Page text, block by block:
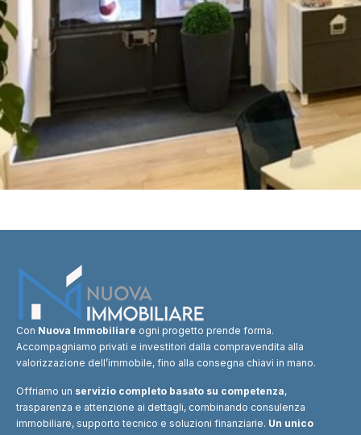
Con Nuova Immobiliare ogni progetto prende forma.
Accompagniamo privati e investitori dalla compravendita alla
valorizzazione dell’immobile, fino alla consegna chiavi in mano.
Offriamo un servizio completo basato su competenza,
trasparenza e attenzione ai dettagli, combinando consulenza
immobiliare, supporto tecnico e soluzioni finanziarie. Un unico